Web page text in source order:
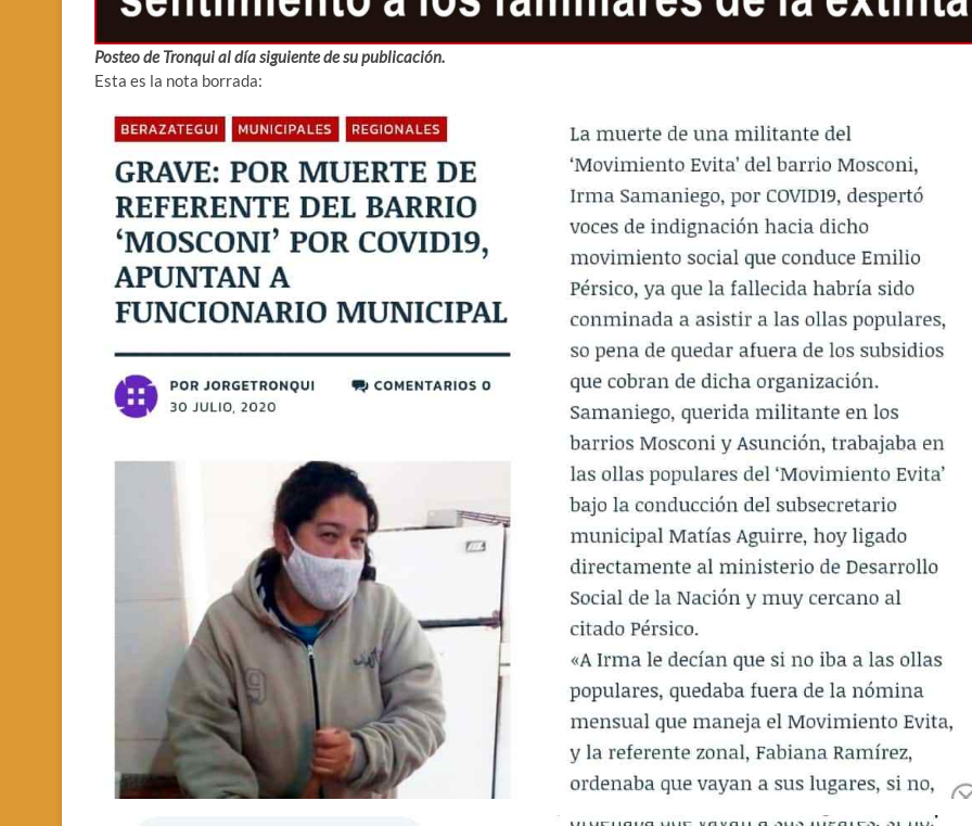
Posteo de Tronqui al día siguiente de su publicación.
Esta es la nota borrada: